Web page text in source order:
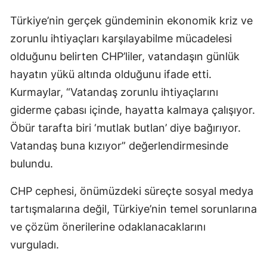
Türkiye’nin gerçek gündeminin ekonomik kriz ve
zorunlu ihtiyaçları karşılayabilme mücadelesi
olduğunu belirten CHP’liler, vatandaşın günlük
hayatın yükü altında olduğunu ifade etti.
Kurmaylar, “Vatandaş zorunlu ihtiyaçlarını
giderme çabası içinde, hayatta kalmaya çalışıyor.
Öbür tarafta biri ‘mutlak butlan’ diye bağırıyor.
Vatandaş buna kızıyor” değerlendirmesinde
bulundu.
CHP cephesi, önümüzdeki süreçte sosyal medya
tartışmalarına değil, Türkiye’nin temel sorunlarına
ve çözüm önerilerine odaklanacaklarını
vurguladı.